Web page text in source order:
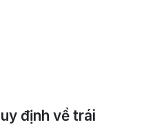
định về trái